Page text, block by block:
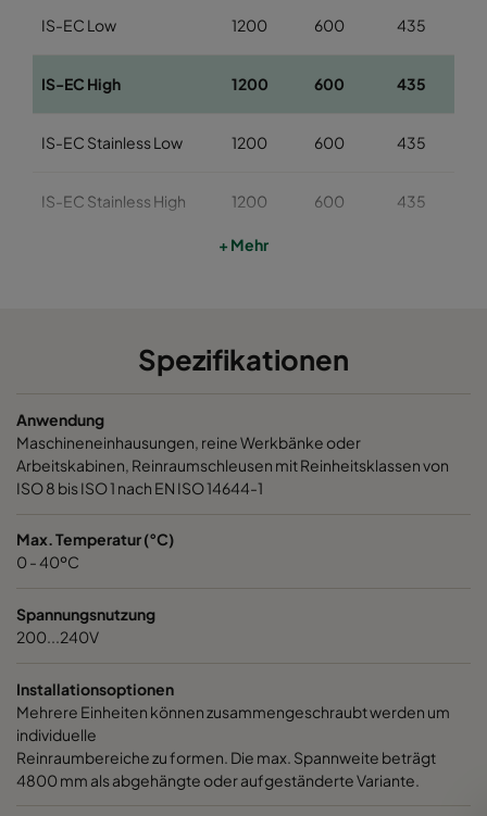
IS-EC Low 1200 600 435
IS-EC High 1200 600 435
IS-EC Stainless Low 1200 600 435
IS-EC Stainless High 1200 600 435
+ Mehr
Spezifikationen
Anwendung
Maschineneinhausungen, reine Werkbänke oder
Arbeitskabinen, Reinraumschleusen mit Reinheitsklassen von
ISO 8 bis ISO 1 nach EN ISO 14644-1
Max. Temperatur (°C)
0 - 40ºC
Spannungsnutzung
200...240V
Installationsoptionen
Mehrere Einheiten können zusammengeschraubt werden um
individuelle
Reinraumbereiche zu formen. Die max. Spannweite beträgt
4800 mm als abgehängte oder aufgeständerte Variante.